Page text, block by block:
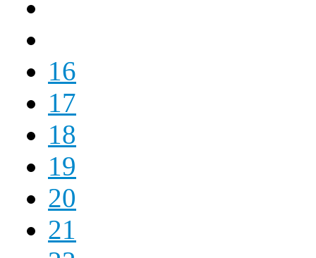
16
17
18
19
20
21